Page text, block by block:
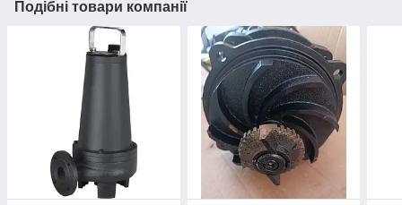
Подібні товари компанії